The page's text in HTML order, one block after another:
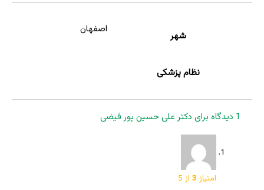
شهر
اصفهان
نظام پزشکی
1 دیدگاه برای دکتر علی حسین پور فیضی
امتیاز 3 از 5